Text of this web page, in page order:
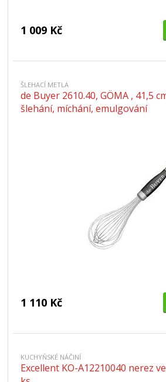
1 009 Kč
ŠLEHACÍ METLA
de Buyer 2610.40, GÖMA , 41,5
šlehání, míchání, emulgování
1 110 Kč
KUCHYŇSKÉ NÁČINÍ
Excellent KO-A12210040 nerez